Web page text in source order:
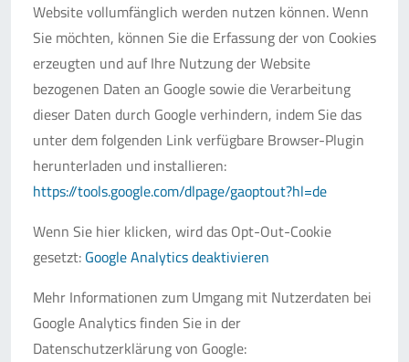
Website vollumfänglich werden nutzen können. Wenn
Sie möchten, können Sie die Erfassung der von Cookies
erzeugten und auf Ihre Nutzung der Website
bezogenen Daten an Google sowie die Verarbeitung
dieser Daten durch Google verhindern, indem Sie das
unter dem folgenden Link verfügbare Browser-Plugin
herunterladen und installieren:
https://tools.google.com/dlpage/gaoptout?hl=de
Wenn Sie hier klicken, wird das Opt-Out-Cookie
gesetzt: Google Analytics deaktivieren
Mehr Informationen zum Umgang mit Nutzerdaten bei
Google Analytics finden Sie in der
Datenschutzerklärung von Google: